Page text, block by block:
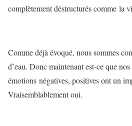
complètement déstructurés comme la
Comme déjà évoqué, nous sommes
d’eau. Donc maintenant est-ce que nos
émotions négatives, positives ont un
Vraisemblablement oui.